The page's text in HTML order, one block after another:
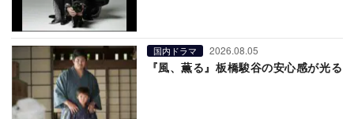
国内ドラマ 2026.08.05
『風、薫る』板橋駿谷の安心感が光る